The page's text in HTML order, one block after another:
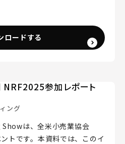
ロードする
参加レポート
ング
は、全米小売業協会
トです。本資料では、このイ